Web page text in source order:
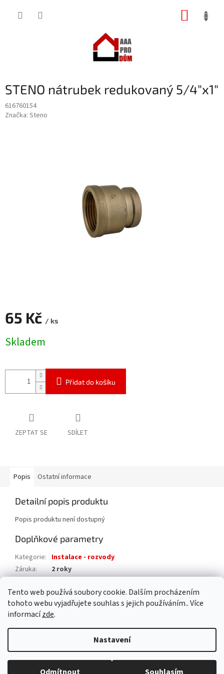
Tento web používá soubory cookie. Dalším procházením
tohoto webu vyjadřujete souhlas s jejich používáním.. Více
informacízde.
Nastavení
STENO nátrubek redukovaný 5/4"x1"
616760154
Značka: Steno
65 Kč / ks
cena:
Skladem
Přidat do košíku
ZEPTAT SE SDÍLET
Popis Ostatní informace
Detailní popis produktu
Popis produktu není dostupný
Doplňkové parametry
Kategorie: Instalace - rozvody
Záruka:
2 roky
EAN: 8595042214529
Vytvořil Shoptet